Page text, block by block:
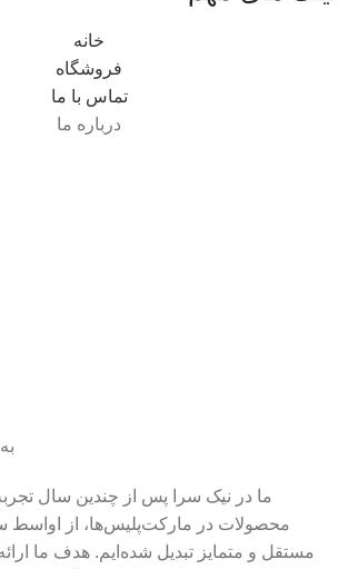
خانه
فروشگاه
تماس با ما
درباره ما
ما در نیک سرا پس از چندین سال
مستقل و متمایز تبدیل شده‌ایم. هدف ما